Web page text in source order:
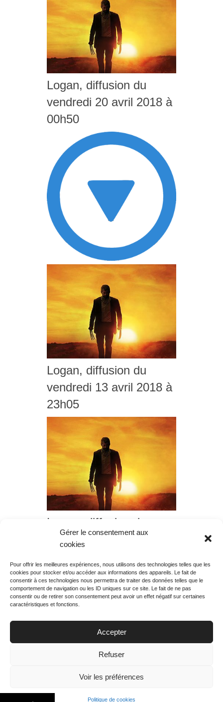
Gérer le consentement aux
cookies
Pour offrir les meilleures expériences, nous utilisons des technologies telles que les
cookies pour stocker et/ou accéder aux informations des appareils. Le fait de
consentir à ces technologies nous permettra de traiter des données telles que le
comportement de navigation ou les ID uniques sur ce site. Le fait de ne pas
consentir ou de retirer son consentement peut avoir un effet négatif sur certaines
caractéristiques et fonctions.
Accepter
Refuser
Voir les préférences
Politique de cookies
Logan, diffusion du
vendredi 20 avril 2018 à
00h50
Logan, diffusion du
vendredi 13 avril 2018 à
23h05
Logan, diffusion du
vendredi 30 mars 2018
Rechercher votre
programme
Votre soirée :